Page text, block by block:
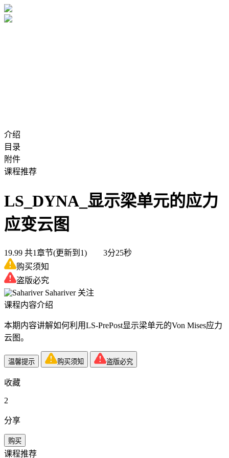
介绍
目录
附件
课程推荐
LS_DYNA_显示梁单元的应力
应变云图
19.99 共1章节(更新到1) 3分25秒
购买须知
盗版必究
Sahariver 关注
课程内容介绍
本期内容讲解如何利用LS-PrePost显示梁单元的Von Mises应力
云图。
温馨提示 购买须知 盗版必究
收藏
2
分享
购买
课程推荐